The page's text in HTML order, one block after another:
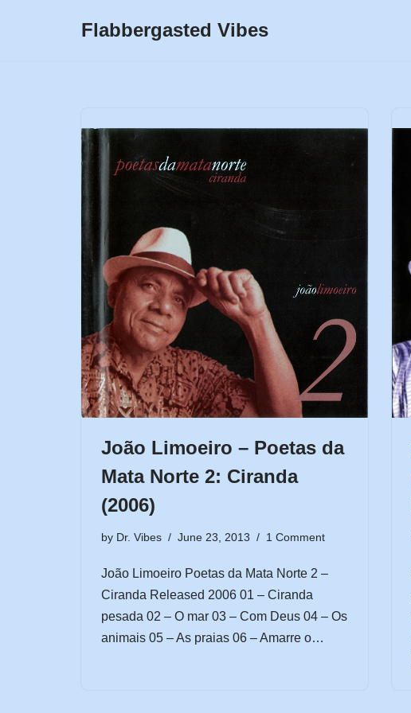
Flabbergasted Vibes
João Limoeiro – Poetas da
Mata Norte 2: Ciranda
(2006)
by Dr. Vibes June 23, 2013 1 Comment
João Limoeiro Poetas da Mata Norte 2 –
Ciranda Released 2006 01 – Ciranda
pesada 02 – O mar 03 – Com Deus 04 – Os
animais 05 – As praias 06 – Amarre o…